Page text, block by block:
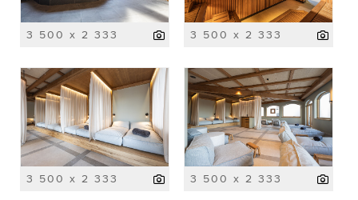
3 500 x 2 333 3 500 x 2 333
3 500 x 2 333 3 500 x 2 333